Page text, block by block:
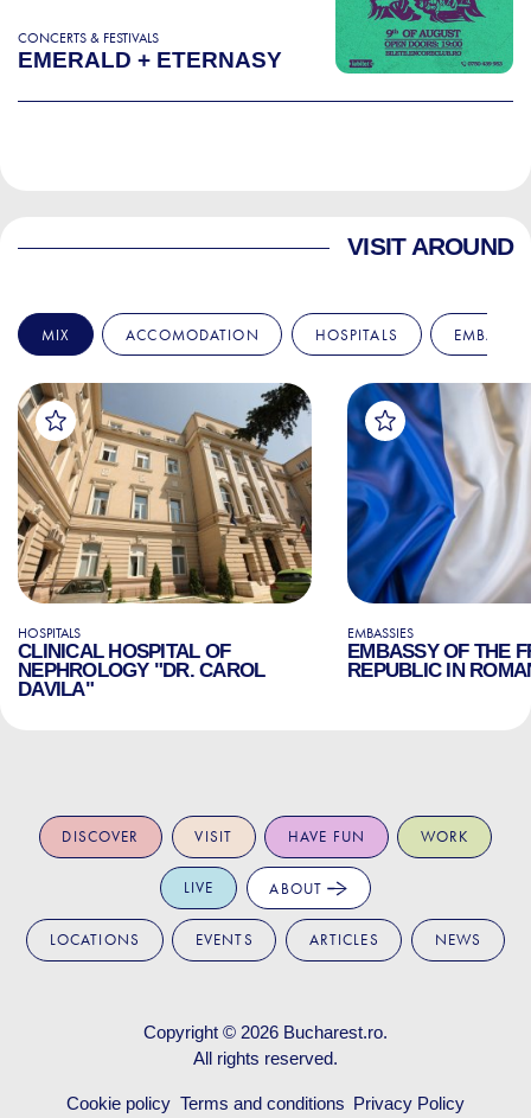
CONCERTS & FESTIVALS
EMERALD + ETERNASY
VISIT AROUND
MIX ACCOMODATION HOSPITALS
HOSPITALS
CLINICAL HOSPITAL OF
NEPHROLOGY "DR. CAROL
DAVILA"
EMBASSIES
EMBASSY OF THE
REPUBLIC IN
DISCOVER VISIT HAVE FUN WORK
LIVE ABOUT
LOCATIONS EVENTS ARTICLES NEWS
Copyright © 2026 Bucharest.ro.
All rights reserved.
Cookie policy Terms and conditions Privacy Policy